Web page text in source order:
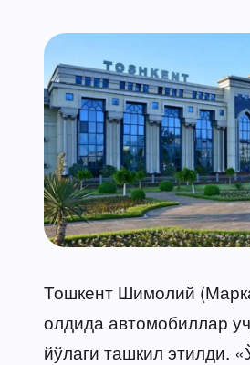
Тошкент Шимолий
олдида автомобиллар
йўлаги ташкил этилди.